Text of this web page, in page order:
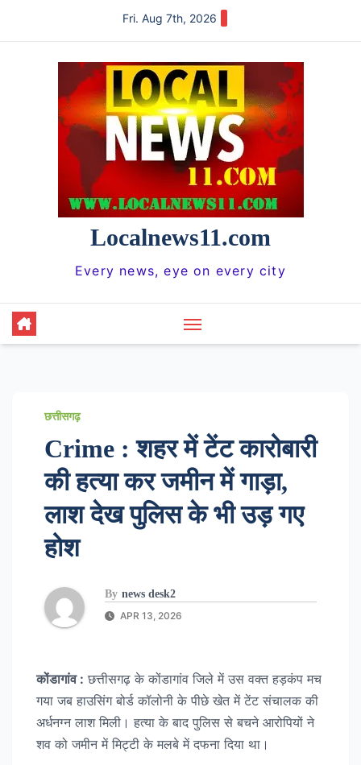
Fri. Aug 7th, 2026
Localnews11.com
Every news, eye on every city
छत्तीसगढ़
Crime : शहर में टेंट कारोबारी
की हत्या कर जमीन में गाड़ा,
लाश देख पुलिस के भी उड़ गए
होश
By news desk2
APR 13, 2026
कोंडागांव : छत्तीसगढ़ के कोंडागांव जिले में उस वक्त हड़कंप मच
गया जब हाउसिंग बोर्ड कॉलोनी के पीछे खेत में टेंट संचालक की
अर्धनग्न लाश मिली। हत्या के बाद पुलिस से बचने आरोपियों ने
शव को जमीन में मिट्टी के मलबे में दफना दिया था।